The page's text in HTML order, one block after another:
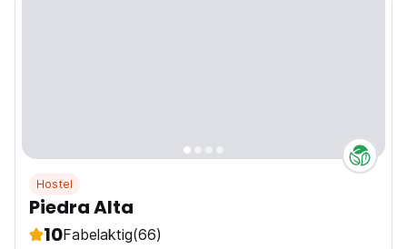
Hostel
Piedra Alta
10Fabelaktig(66)